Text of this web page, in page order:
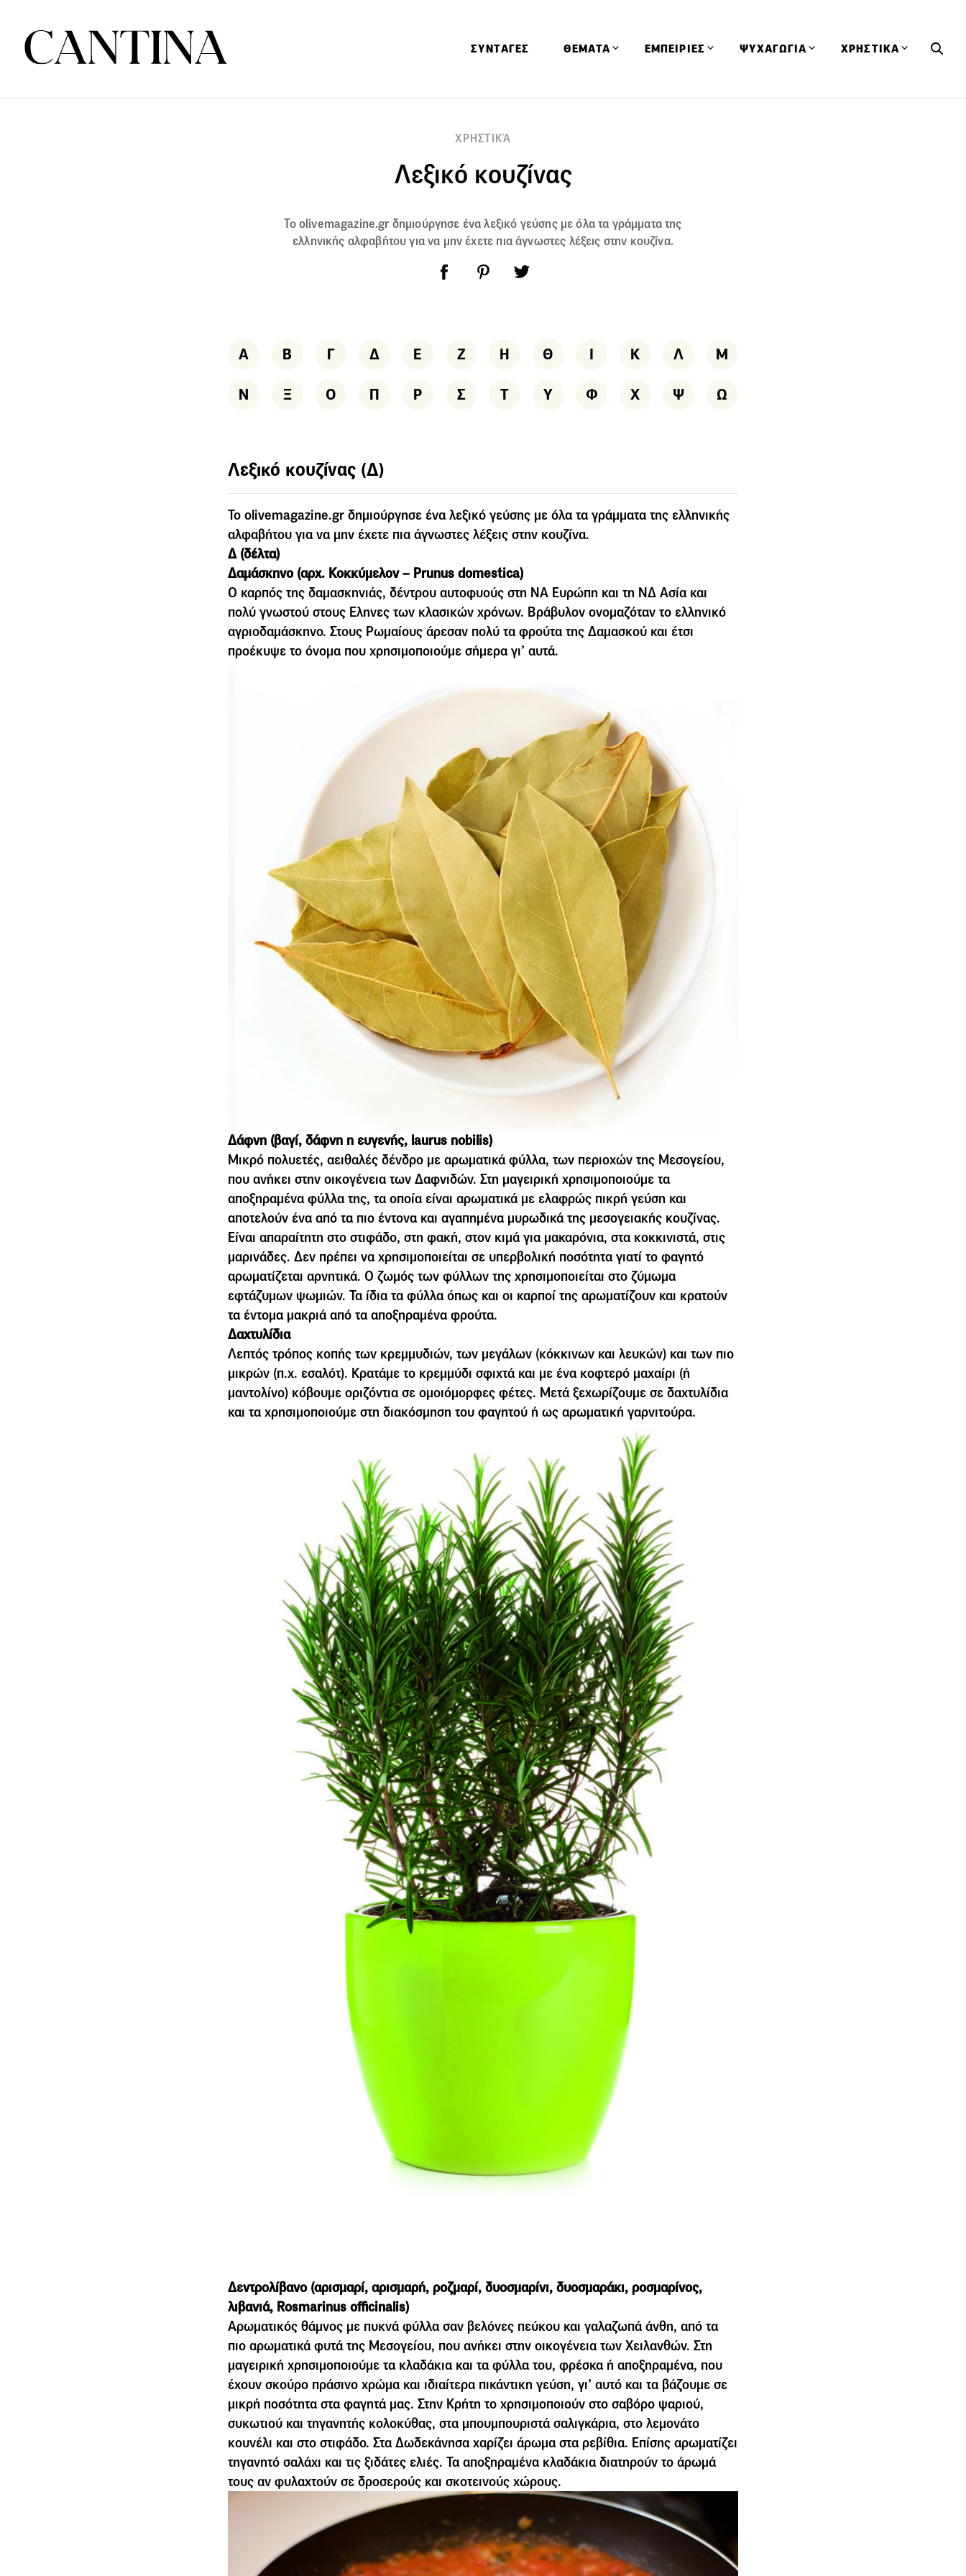
ΣΥΝΤΑΓΕΣ ΘΕΜΑΤΑ
Ειδήσεις
Έρευνες
Οινοπνευματώδη
Παιδί
ΕΜΠΕΙΡΙΕΣ
Ταξίδια
ΨΥΧΑΓΩΓΙΑ ΧΡΗΣΤΙΚΑ
ΧΡΗΣΤΙΚΆ
Λεξικό κουζίνας
To olivemagazine.gr δημιούργησε ένα λεξικό γεύσης με όλα τα γράμματα της
ελληνικής αλφαβήτου για να μην έχετε πια άγνωστες λέξεις στην κουζίνα.
Α Β Γ Δ Ε Ζ Η Θ Ι Κ Λ Μ
Ν Ξ Ο Π Ρ Σ Τ Υ Φ Χ Ψ Ω
Λεξικό κουζίνας (Δ)
To olivemagazine.gr δημιούργησε ένα λεξικό γεύσης με όλα τα γράμματα της ελληνικής
αλφαβήτου για να μην έχετε πια άγνωστες λέξεις στην κουζίνα.
Δ (δέλτα)
Δαµάσκηνο (αρχ. Κοκκύµελον – Prunus domestica)
Ο καρπός της δαµασκηνιάς, δέντρου αυτοφυούς στη ΝΑ Ευρώπη και τη ΝΔ Ασία και
πολύ γνωστού στους Eληνες των κλασικών χρόνων. Βράβυλον ονοµαζόταν το ελληνικό
αγριοδαµάσκηνο. Στους Ρωµαίους άρεσαν πολύ τα φρούτα της Δαµασκού και έτσι
προέκυψε το όνοµα που χρησιµοποιούµε σήµερα γι’ αυτά.
Δάφνη (βαγί, δάφνη η ευγενής, laurus nobilis)
Μικρό πολυετές, αειθαλές δένδρο µε αρωµατικά φύλλα, των περιοχών της Μεσογείου,
που ανήκει στην οικογένεια των Δαφνιδών. Στη μαγειρική χρησιμοποιούμε τα
αποξηραμένα φύλλα της, τα οποία είναι αρωματικά με ελαφρώς πικρή γεύση και
αποτελούν ένα από τα πιο έντονα και αγαπημένα μυρωδικά της μεσογειακής κουζίνας.
Είναι απαραίτητη στο στιφάδο, στη φακή, στον κιµά για µακαρόνια, στα κοκκινιστά, στις
µαρινάδες. Δεν πρέπει να χρησιµοποιείται σε υπερβολική ποσότητα γιατί το φαγητό
αρωµατίζεται αρνητικά. Ο ζωµός των φύλλων της χρησιµοποιείται στο ζύµωµα
εφτάζυµων ψωµιών. Τα ίδια τα φύλλα όπως και οι καρποί της αρωµατίζουν και κρατούν
τα έντοµα µακριά από τα αποξηραµένα φρούτα.
Δαχτυλίδια
Λεπτός τρόπος κοπής των κρεµµυδιών, των µεγάλων (κόκκινων και λευκών) και των πιο
µικρών (π.χ. εσαλότ). Κρατάµε το κρεµµύδι σφιχτά και µε ένα κοφτερό µαχαίρι (ή
µαντολίνο) κόβουµε οριζόντια σε οµοιόµορφες φέτες. Μετά ξεχωρίζουµε σε δαχτυλίδια
και τα χρησιµοποιούµε στη διακόσµηση του φαγητού ή ως αρωµατική γαρνιτούρα.
Δεντρολίβανο (αρισµαρί, αρισµαρή, ροζµαρί, δυοσµαρίνι, δυοσµαράκι, ροσµαρίνος,
λιβανιά, Rosmarinus officinalis)
Αρωµατικός θάµνος µε πυκνά φύλλα σαν βελόνες πεύκου και γαλαζωπά άνθη, από τα
πιο αρωματικά φυτά της Μεσογείου, που ανήκει στην οικογένεια των Χειλανθών. Στη
μαγειρική χρησιμοποιούμε τα κλαδάκια και τα φύλλα του, φρέσκα ή αποξηραμένα, που
έχουν σκούρο πράσινο χρώμα και ιδιαίτερα πικάντικη γεύση, γι’ αυτό και τα βάζουμε σε
μικρή ποσότητα στα φαγητά μας. Στην Κρήτη το χρησιµοποιούν στο σαβόρο ψαριού,
συκωτιού και τηγανητής κολοκύθας, στα µπουµπουριστά σαλιγκάρια, στο λεµονάτο
κουνέλι και στο στιφάδο. Στα Δωδεκάνησα χαρίζει άρωµα στα ρεβίθια. Επίσης αρωµατίζει
τηγανητό σαλάχι και τις ξιδάτες ελιές. Τα αποξηραµένα κλαδάκια διατηρούν το άρωµά
τους αν φυλαχτούν σε δροσερούς και σκοτεινούς χώρους.